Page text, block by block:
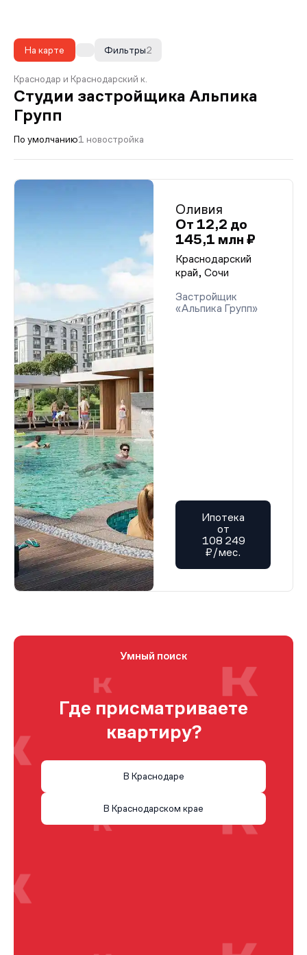
На карте 2
Фильтры
Краснодар и Краснодарский к.
Студии застройщика Альпика
Групп
По умолчанию1 новостройка
Оливия
От 12,2 до
145,1 млн ₽
Краснодарский
край, Сочи
Застройщик
«Альпика Групп»
Ипотека
от
108 249
₽/мес.
Умный поиск
Где присматриваете
квартиру?
В Краснодаре
В Краснодарском крае